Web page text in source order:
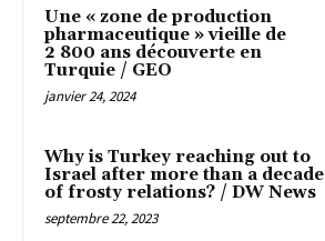
Une « zone de production
pharmaceutique » vieille de
2 800 ans découverte en
Turquie / GEO
janvier 24, 2024
Why is Turkey reaching out to
Israel after more than a decade
of frosty relations? / DW News
septembre 22, 2023